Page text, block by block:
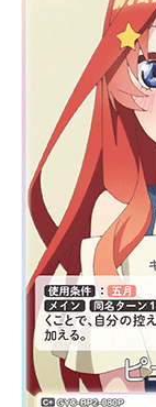
ク vol.2
存在